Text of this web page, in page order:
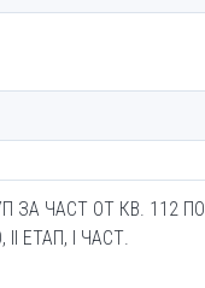
ЗА ЧАСТ ОТ КВ. 112 ПО
II ЕТАП, I ЧАСТ.